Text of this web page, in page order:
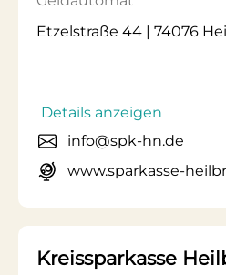
Etzelstraße 44 | 74076
Details anzeigen
info@spk-hn.de
www.sparkasse-
Kreissparkasse